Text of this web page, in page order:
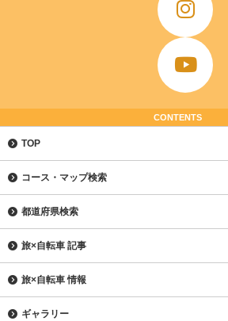
CONTENTS
TOP
コース・マップ検索
都道府県検索
旅×自転車 記事
旅×自転車 情報
ギャラリー